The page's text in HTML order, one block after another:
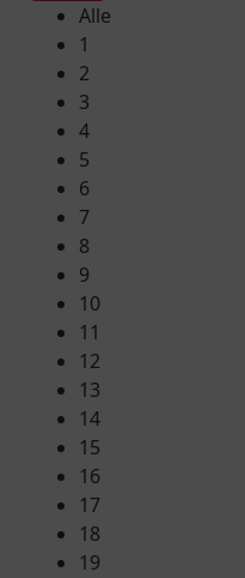
Alle
1
2
3
4
5
6
7
8
9
10
11
12
13
14
15
16
17
18
19